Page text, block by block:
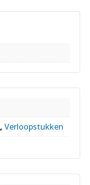
, Verloopstukken